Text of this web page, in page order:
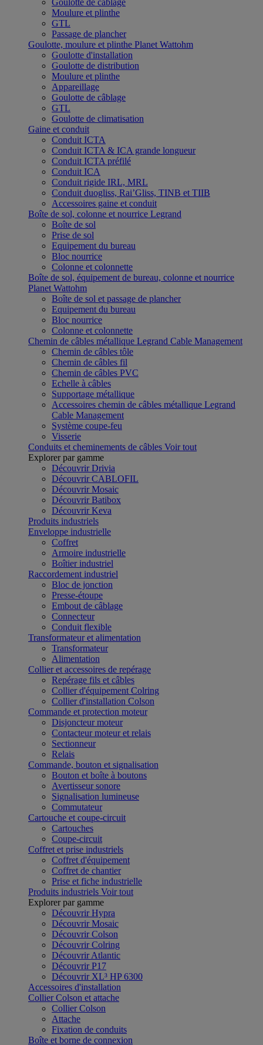
Goulotte de câblage
Moulure et plinthe
GTL
Passage de plancher
Goulotte, moulure et plinthe Planet Wattohm
Goulotte d'installation
Goulotte de distribution
Moulure et plinthe
Appareillage
Goulotte de câblage
GTL
Goulotte de climatisation
Gaine et conduit
Conduit ICTA
Conduit ICTA & ICA grande longueur
Conduit ICTA préfilé
Conduit ICA
Conduit rigide IRL, MRL
Conduit duogliss, Rai’Gliss, TINB et TIIB
Accessoires gaine et conduit
Boîte de sol, colonne et nourrice Legrand
Boîte de sol
Prise de sol
Equipement du bureau
Bloc nourrice
Colonne et colonnette
Boîte de sol, équipement de bureau, colonne et nourrice
Planet Wattohm
Boîte de sol et passage de plancher
Equipement du bureau
Bloc nourrice
Colonne et colonnette
Chemin de câbles métallique Legrand Cable Management
Chemin de câbles tôle
Chemin de câbles fil
Chemin de câbles PVC
Echelle à câbles
Supportage métallique
Accessoires chemin de câbles métallique Legrand
Cable Management
Système coupe-feu
Visserie
Conduits et cheminements de câbles Voir tout
Explorer par gamme
Découvrir Drivia
Découvrir CABLOFIL
Découvrir Mosaic
Découvrir Batibox
Découvrir Keva
Produits industriels
Enveloppe industrielle
Coffret
Armoire industrielle
Boîtier industriel
Raccordement industriel
Bloc de jonction
Presse-étoupe
Embout de câblage
Connecteur
Conduit flexible
Transformateur et alimentation
Transformateur
Alimentation
Collier et accessoires de repérage
Repérage fils et câbles
Collier d'équipement Colring
Collier d'installation Colson
Commande et protection moteur
Disjoncteur moteur
Contacteur moteur et relais
Sectionneur
Relais
Commande, bouton et signalisation
Bouton et boîte à boutons
Avertisseur sonore
Signalisation lumineuse
Commutateur
Cartouche et coupe-circuit
Cartouches
Coupe-circuit
Coffret et prise industriels
Coffret d'équipement
Coffret de chantier
Prise et fiche industrielle
Produits industriels Voir tout
Explorer par gamme
Découvrir Hypra
Découvrir Mosaic
Découvrir Colson
Découvrir Colring
Découvrir Atlantic
Découvrir P17
Découvrir XL³ HP 6300
Accessoires d'installation
Collier Colson et attache
Collier Colson
Attache
Fixation de conduits
Boîte et borne de connexion